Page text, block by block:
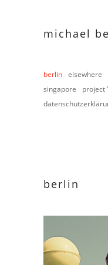
michael
berlin elsewhere
singapore
project
berlin